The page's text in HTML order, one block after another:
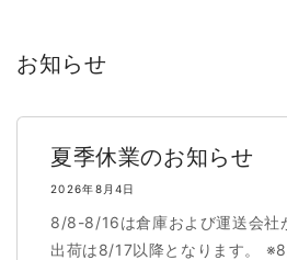
お知らせ
夏季休業のお知らせ
2026年8月4日
8/8-8/16は倉庫および運送会社
出荷は8/17以降となります。